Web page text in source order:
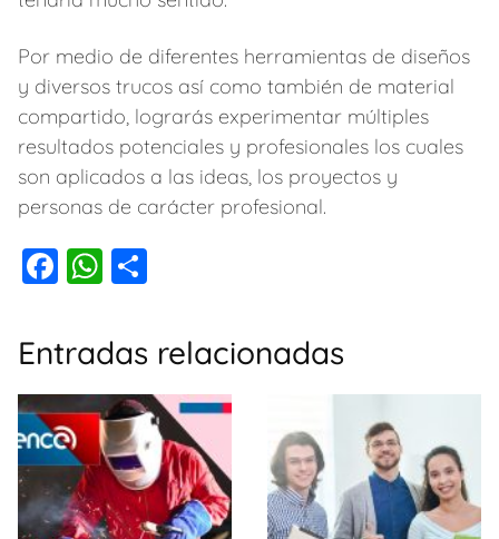
Por medio de diferentes herramientas de diseños
y diversos trucos así como también de material
compartido, lograrás experimentar múltiples
resultados potenciales y profesionales los cuales
son aplicados a las ideas, los proyectos y
personas de carácter profesional.
F
c
e
b
o
o
k
W
at
s
A
p
p
m
p
ar
tir
Entradas relacionadas